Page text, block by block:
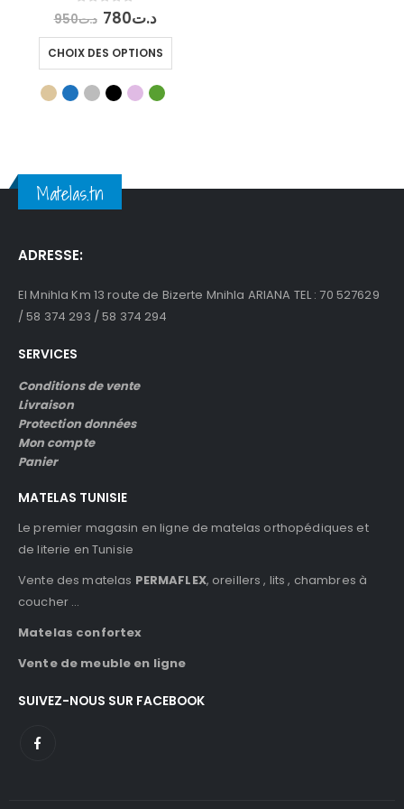
0 out of 5د.ت950 Le
prix
initial
était :
د.ت950.
د.ت780 Le
prix
actuel
est :
CHOIX DES OPTIONS
du
Matelas.tn
ADRESSE:
El Mnihla Km 13 route de Bizerte Mnihla ARIANA TEL : 70 527629
/ 58 374 293 / 58 374 294
SERVICES
Conditions de vente
Livraison
Protection données
Mon compte
Panier
MATELAS TUNISIE
Le premier magasin en ligne de matelas orthopédiques et
de literie en Tunisie
Vente des matelas PERMAFLEX, oreillers , lits , chambres à
coucher …
Matelas confortex
Vente de meuble en ligne
SUIVEZ-NOUS SUR FACEBOOK